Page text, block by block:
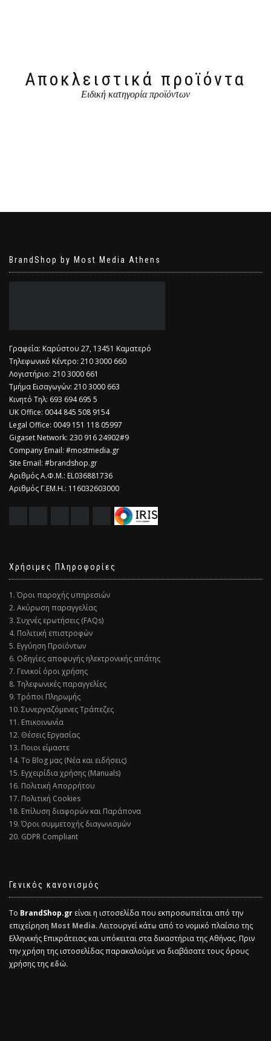
Αποκλειστικά προϊόντα
Ειδική κατηγορία προϊόντων
BrandShop by Most Media Athens
Γραφεία: Καρύστου 27, 13451 Καματερό
Τηλεφωνικό Κέντρο: 210 3000 660
Λογιστήριο: 210 3000 661
Τμήμα Εισαγωγών: 210 3000 663
Κινητό Τηλ: 693 694 695 5
​UK Office: 0044 845 508 9154
Legal Office: 0049 151 118 05997
Gigaset Network: 230 916 24902#9
Company Email: #mostmedia.gr
Site Email: #brandshop.gr
Αριθμός Α.Φ.Μ.: EL036881736
Αριθμός Γ.ΕΜ.Η.: 116032603000
Χρήσιμες Πληροφορίες
1. Όροι παροχής υπηρεσιών
2. Ακύρωση παραγγελίας
3. Συχνές ερωτήσεις (FAQs)
4. Πολιτική επιστροφών
5. Εγγύηση Προϊόντων
6. Οδηγίες αποφυγής ηλεκτρονικής απάτης
7. Γενικοί όροι χρήσης
8. Τηλεφωνικές παραγγελίες
9. Τρόποι Πληρωμής
10. Συνεργαζόμενες Τράπεζες
11. Επικοινωνία
12. Θέσεις Εργασίας
13. Ποιοι είμαστε
14. Το Blog μας (Νέα και ειδήσεις)
15. Εγχειρίδια χρήσης (Manuals)
16. Πολιτική Απορρήτου
17. Πολιτική Cookies
18. Επίλυση διαφορών και Παράπονα
19. Όροι συμμετοχής διαγωνισμών
20. GDPR Compliant
Γενικός κανονισμός
Το BrandShop.gr είναι η ιστοσελίδα που εκπροσωπείται από την
επιχείρηση Most Media. Λειτουργεί κάτω από το νομικό πλαίσιο της
Ελληνικής Επικράτειας και υπόκειται στα δικαστήρια της Αθήνας. Πριν
την χρήση της ιστοσελίδας παρακαλούμε να διαβάσατε τους όρους
χρήσης τηςεδώ.